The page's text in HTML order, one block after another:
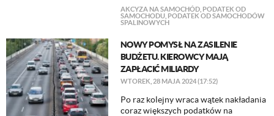
AKCYZA NA SAMOCHÓD, PODATEK OD
SAMOCHODU, PODATEK OD SAMOCHODÓW
SPALINOWYCH
NOWY POMYSŁ NA ZASILENIE
BUDŻETU. KIEROWCY MAJĄ
ZAPŁACIĆ MILIARDY
WTOREK, 28 MAJA 2024 (17:52)
Po raz kolejny wraca wątek nakładania
coraz większych podatków na